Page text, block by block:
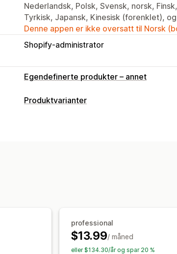
Nederlandsk, Polsk, Svensk, norsk,
Tyrkisk, Japansk, Kinesisk (forenklet),
Denne appen er ikke oversatt til Norsk
Shopify-administrator
Egendefinerte produkter – annet
Produktvarianter
SKU-administrasjon Lagertilgjengelighet
professional
$13.99/ måned
eller $134.30/år og spar 20 %